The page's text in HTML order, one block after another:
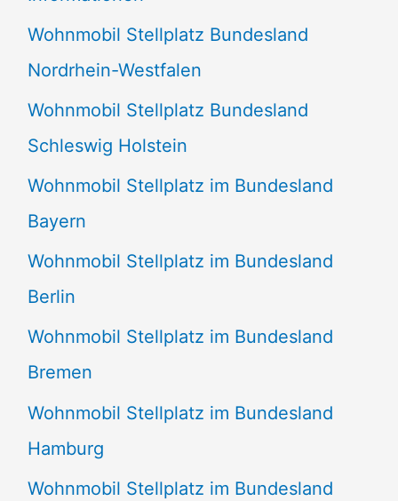
n
n
a
c
h
:
Wohnmobil Stellplatz Bundesland
Nordrhein-Westfalen
Wohnmobil Stellplatz Bundesland
Schleswig Holstein
Wohnmobil Stellplatz im Bundesland
Bayern
Wohnmobil Stellplatz im Bundesland
Berlin
Wohnmobil Stellplatz im Bundesland
Bremen
Wohnmobil Stellplatz im Bundesland
Hamburg
Wohnmobil Stellplatz im Bundesland